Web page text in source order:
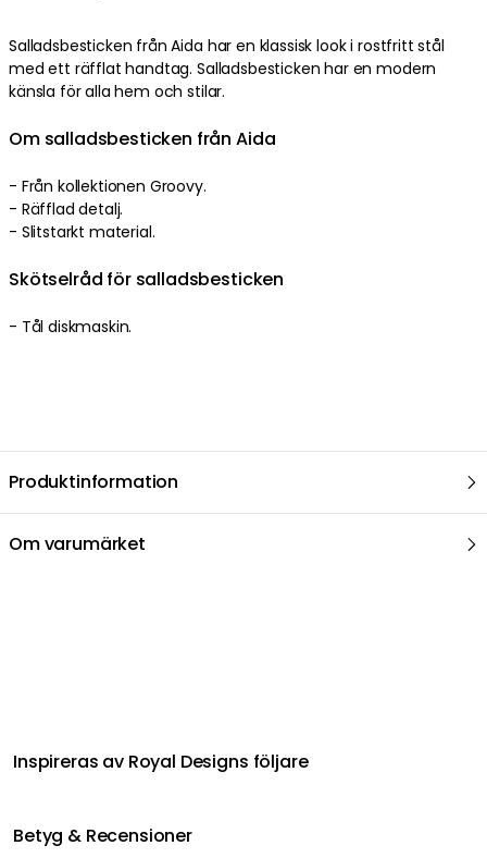
Salladsbesticken från Aida har en klassisk look i rostfritt stål
med ett räfflat handtag. Salladsbesticken har en modern
känsla för alla hem och stilar.
Om salladsbesticken från Aida
- Från kollektionen Groovy.
- Räfflad detalj.
- Slitstarkt material.
Skötselråd för salladsbesticken
- Tål diskmaskin.
Produktinformation
Om varumärket